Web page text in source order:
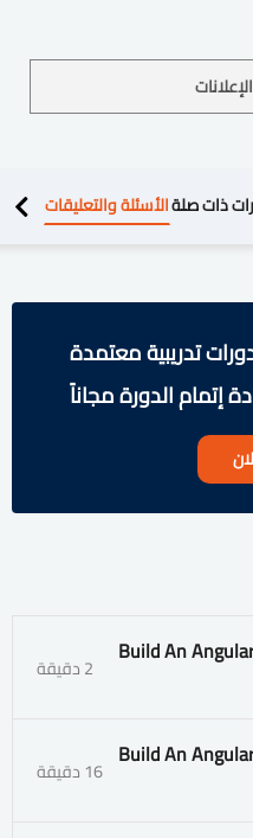
ذات صلةالأسئلة والتعليقات
تدريبية معتمدة
إتمام الدورة مجاناً
1. Build An 2 دقيقة
2. Build An 16 دقيقة